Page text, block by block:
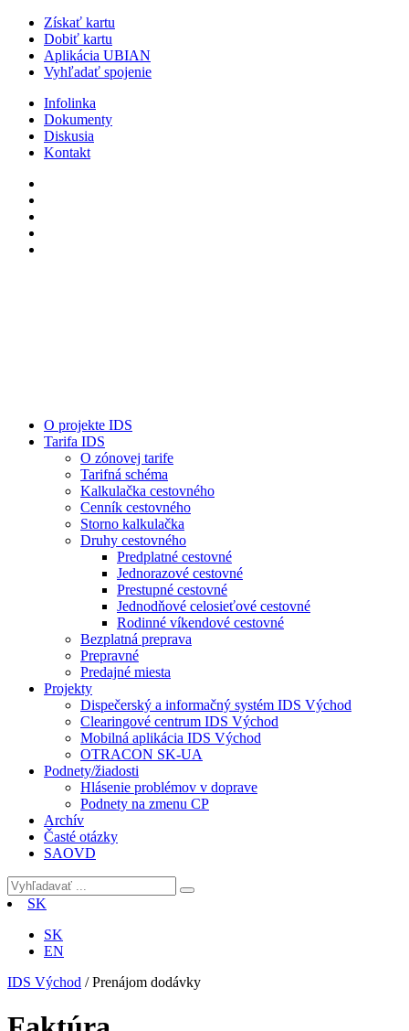
Získať kartu
Dobiť kartu
Aplikácia UBIAN
Vyhľadať spojenie
Infolinka
Dokumenty
Diskusia
Kontakt
O projekte IDS
Tarifa IDS
O zónovej tarife
Tarifná schéma
Kalkulačka cestovného
Cenník cestovného
Storno kalkulačka
Druhy cestovného
Predplatné cestovné
Jednorazové cestovné
Prestupné cestovné
Jednodňové celosieťové cestovné
Rodinné víkendové cestovné
Bezplatná preprava
Prepravné
Predajné miesta
Projekty
Dispečerský a informačný systém IDS Východ
Clearingové centrum IDS Východ
Mobilná aplikácia IDS Východ
OTRACON SK-UA
Podnety/žiadosti
Hlásenie problémov v doprave
Podnety na zmenu CP
Archív
Časté otázky
SAOVD
SK
SK
EN
IDS Východ /Prenájom dodávky